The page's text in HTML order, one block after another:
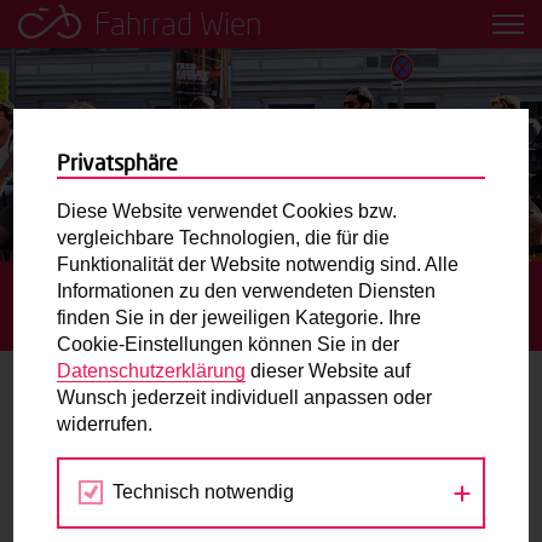
Fahrrad Wien
Leih dir einfach ein Transportfahrrad in deiner Nähe aus!
Mobilitätsbildung für Kinder und
Jugendliche
Radweg-Projektkarte
Routenplaner
Mit dem Fahrrad in Wien unterwegs? Hier finden Sie die
beste Route.
Wunschbox
Sie haben ein Anliegen zum Radverkehr? Schreiben Sie
STARTSEITE BLOG
STUDIE WINTERRADFAHREN –
RICHTIGSTELLUNG
Studie Winterradfahren –
Richtigstellung
Privatsphäre
Diese Website verwendet Cookies bzw.
vergleichbare Technologien, die für die
Funktionalität der Website notwendig sind. Alle
Informationen zu den verwendeten Diensten
finden Sie in der jeweiligen Kategorie. Ihre
Cookie-Einstellungen können Sie in der
Datenschutzerklärung dieser Website auf
Wunsch jederzeit individuell anpassen oder
widerrufen.
Technisch notwendig